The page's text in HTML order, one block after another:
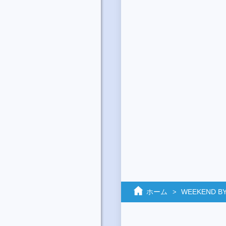
ホーム WEEKEND